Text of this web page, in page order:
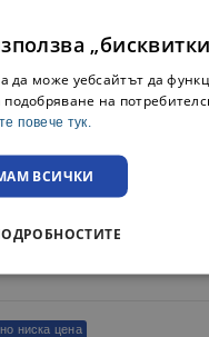
фирма с опция преглед.
ниска цена
да може уебсайтът да
на
повече тук.
ВСИЧКИ